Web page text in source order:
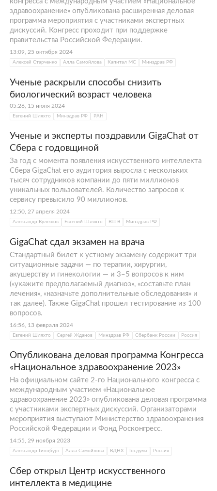
здравоохранение» опубликована расширенная деловая
программа мероприятия с участниками экспертных
дискуссий. Конгресс проходит при поддержке
правительства Российской Федерации.
13:09, 25 октября 2024
Алексей Старченко Алла Самойлова Капитал МС Минздрав РФ
Ученые раскрыли способы снизить
биологический возраст человека
05:26, 15 июня 2024
Евгений Шляхто Минздрав РФ РАН
Ученые и эксперты поздравили GigaChat от
Сбера с годовщиной
За год с момента появления искусственного интеллекта
Сбера GigaChat его аудитория выросла с нескольких
тысяч сотрудников компании до пяти миллионов
уникальных пользователей. Количество запросов к
сервису превысило 90 миллионов.
12:50, 27 апреля 2024
Александр Кулешов Евгений Шляхто ВШЭ Минздрав РФ
GigaChat сдал экзамен на врача
Стандартный билет к устному экзамену содержит три
ситуационные задачи — по терапии, хирургии,
акушерству и гинекологии — и 3–5 вопросов к ним
(«укажите предполагаемый диагноз», «составьте план
лечения», «назначьте дополнительные обследования» и
так далее). Также GigaChat прошел тестирование из 100
вопросов.
16:56, 13 февраля 2024
Евгений Шляхто Сергей Жданов Минздрав РФ Сбербанк России Россия
Опубликована деловая программа Конгресса
«Национальное здравоохранение 2023»
На официальном сайте 2-го Национального конгресса с
международным участием «Национальное
здравоохранение 2023» опубликована деловая программа
с участниками экспертных дискуссий. Организаторами
мероприятия выступают Министерство здравоохранения
Российской Федерации и Фонд Росконгресс.
14:55, 29 ноября 2023
Александр Гинцбург Алла Самойлова ВДНХ Госдума Россия
Сбер открыл Центр искусственного
интеллекта в медицине